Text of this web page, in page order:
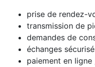
prise de rendez-
transmission de
demandes de
échanges
paiement en ligne